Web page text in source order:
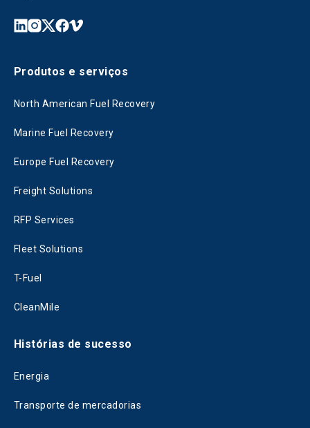
Produtos e serviços
North American Fuel Recovery
Marine Fuel Recovery
Europe Fuel Recovery
Freight Solutions
RFP Services
Fleet Solutions
T-Fuel
CleanMile
Histórias de sucesso
Energia
Transporte de mercadorias